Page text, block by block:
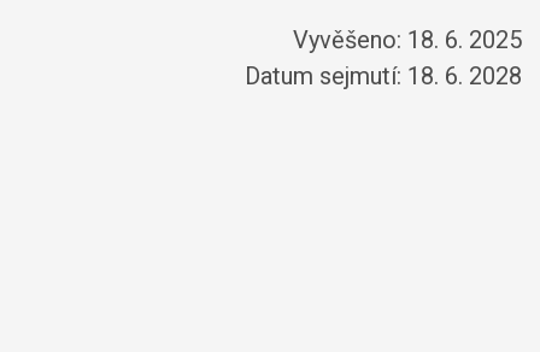
Vyvěšeno: 18. 6. 2025
Datum sejmutí: 18. 6. 2028